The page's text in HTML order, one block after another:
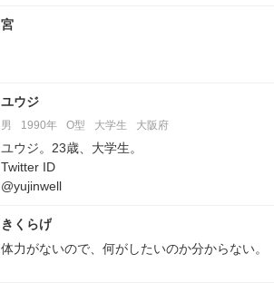
宮
ユウジ
男 1990年 O型 大学生 大阪府
ユウジ。23歳、大学生。
Twitter ID
@yujinwell
きくらげ
体力がないので、何がしたいのか分からない。